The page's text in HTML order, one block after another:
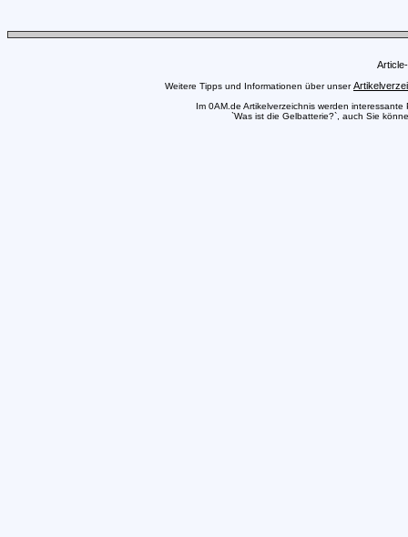
Weitere Tipps und Informationen über unser
Im 0AM.de Artikelverzeichnis werden
`Was ist die Gelbatterie?`, auch Sie